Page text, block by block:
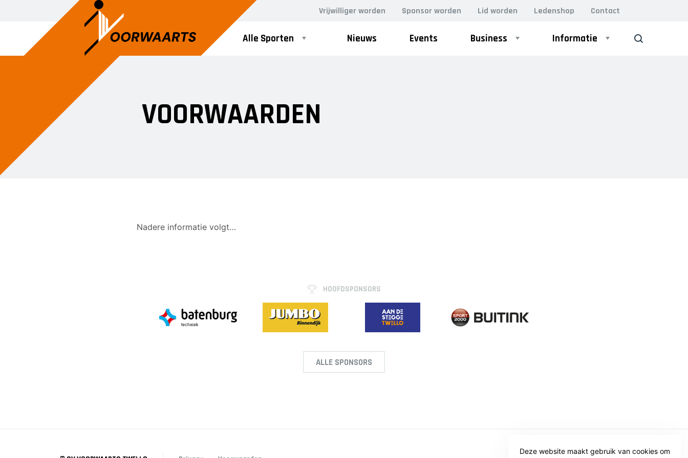
Deze website maakt gebruik van cookies om
Vrijwilliger worden Sponsor worden Lid worden Ledenshop Contact
Alle Sporten Nieuws Events Business Informatie
ZOEK
VOORWAARDEN
Nadere informatie volgt…
HOOFDSPONSORS
ALLE SPONSORS